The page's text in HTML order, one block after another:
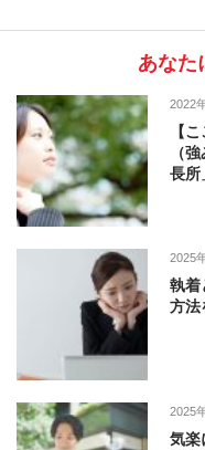
あなた
2022
【
（
長所
2025
執着
方法
2025
気楽